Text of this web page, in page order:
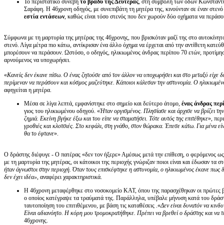
Το περιστατικό συνέβη το βράδυ της Δευτέρας, στη συμβολή των οδών
Σαράφη. Η 46χρονη οδηγός, με συνεπιβάτη τη μητέρα της, κινούνταν σε έναν
εστία εντάσεων, καθώς είναι τόσο στενός που δεν χωρούν δύο οχήματα να
Σύμφωνα με τη μαρτυρία της μητέρας της 46χρονης, που βρισκόταν μαζί της στο
στενό. Λίγα μέτρα πιο κάτω, αντίκρισαν ένα άλλο όχημα να έρχεται από την αντίθετη
μπορέσουν να περάσουν. Ωστόσο, ο οδηγός, ηλικιωμένος άνδρας περίπου 70 ετών,
αρνούμενος να υποχωρήσει.
«Κανείς δεν έκανε πίσω. Ο ένας ζητούσε από τον άλλον να υποχωρήσει και στο μεταξύ είχε
περίμεναν να περάσουν και κόσμος μαζεύτηκε. Κάποιοι κάλεσαν την αστυνομία. Ο
αφηγείται η μητέρα.
Μέσα σε λίγα λεπτά, εμφανίστηκε στο σημείο και δεύτερο άτομο, ένας άνδρας
γιος του ηλικιωμένου οδηγού. «Ήταν οργισμένος. Πλησίασε και άρχισε να βρίζει
ζημιά. Εκείνη βγήκε έξω και του είπε να σταματήσει. Τότε αυτός της επιτέθηκε»,
γροθιές και κλοτσιές. Στο κεφάλι, στη γνάθο, στον θώρακα. Έπεσε κάτω. Για μένα
θα το έφτανε».
Ο δράστης διέφυγε - Ο πατέρας «δεν τον ήξερε» Αμέσως μετά την επίθεση, ο φερόμενος
με τη μαρτυρία της μητέρας, οι κάτοικοι της περιοχής γνώριζαν ποιοι είναι και έδωσαν τα
ήταν άγνωστοι στην περιοχή. Όταν τους επισκέφτηκε η αστυνομία, ο ηλικιωμένος έκανε πως
δεν έχει ιδέα», αναφέρει χαρακτηριστικά.
Η 46χρονη μεταφέρθηκε στο νοσοκομείο ΚΑΤ, όπου της παρασχέθηκαν οι πρώτες
ο οποίος κατέγραψε τα τραύματά της. Παράλληλα, υπέβαλε μήνυση κατά του
ταυτοποίηση του επιτιθέμενου, με βάση τις καταθέσεις .«Δεν είναι δυνατόν να
Είναι αδιανόητο. Η κόρη μου τρομοκρατήθηκε. Πρέπει να βρεθεί ο δράστης και να
46χρονης.